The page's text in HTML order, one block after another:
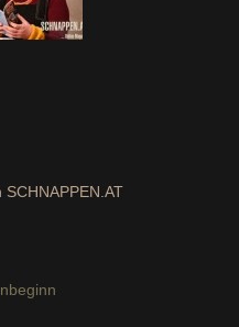
SCHNAPPEN.AT